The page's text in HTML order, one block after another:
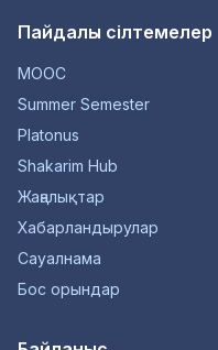
Пайдалы сілтемелер
MOOC
Summer Semester
Platonus
Shakarim Hub
Жаңалықтар
Хабарландырулар
Сауалнама
Бос орындар